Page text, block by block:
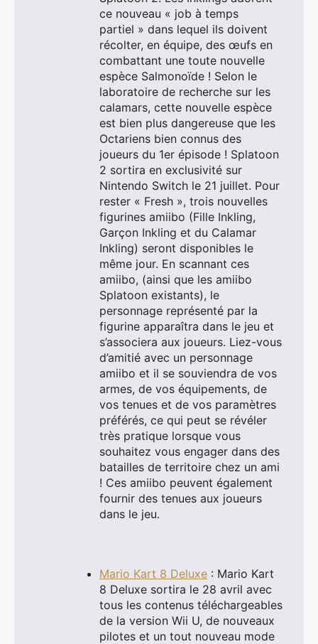
ce nouveau « job à temps
partiel » dans lequel ils doivent
récolter, en équipe, des œufs en
combattant une toute nouvelle
espèce Salmonoïde ! Selon le
laboratoire de recherche sur les
calamars, cette nouvelle espèce
est bien plus dangereuse que les
Octariens bien connus des
joueurs du 1er épisode ! Splatoon
2 sortira en exclusivité sur
Nintendo Switch le 21 juillet. Pour
rester « Fresh », trois nouvelles
figurines amiibo (Fille Inkling,
Garçon Inkling et du Calamar
Inkling) seront disponibles le
même jour. En scannant ces
amiibo, (ainsi que les amiibo
Splatoon existants), le
personnage représenté par la
figurine apparaîtra dans le jeu et
s’associera aux joueurs. Liez-vous
d’amitié avec un personnage
amiibo et il se souviendra de vos
armes, de vos équipements, de
vos tenues et de vos paramètres
préférés, ce qui peut se révéler
très pratique lorsque vous
souhaitez vous engager dans des
batailles de territoire chez un ami
! Ces amiibo peuvent également
fournir des tenues aux joueurs
dans le jeu.
Mario Kart 8 Deluxe : Mario Kart
8 Deluxe sortira le 28 avril avec
tous les contenus téléchargeables
de la version Wii U, de nouveaux
pilotes et un tout nouveau mode